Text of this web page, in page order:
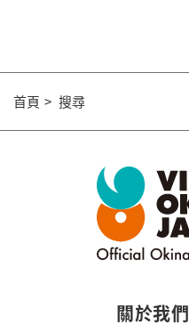
首頁 搜尋
關於我們